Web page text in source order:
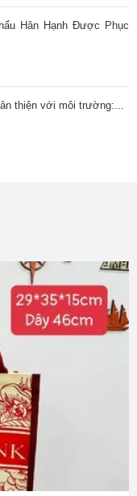
Hân Hạnh Được Phục
thiện với môi trường:...